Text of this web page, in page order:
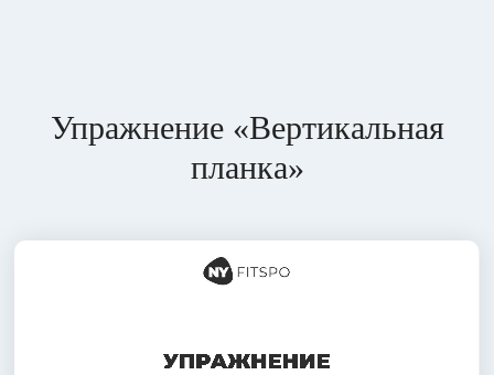
Упражнение «Вертикальная
планка»